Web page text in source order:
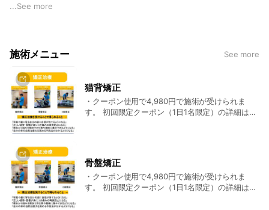
・交通事故後のむち打ち症状
───施術の特長───
1⃣ 特注ベッド＆特注イスで「骨格を整え」
2⃣ 筋膜リリースで「筋肉の緊張をゆるめ」
3⃣ 血液・リンパの流れを促進し「自然治癒力を高める」
───アフターケア───
施術後は「ご自宅でできるセルフケア」を個別指導。
通院ペースや期間も明確にプランをご提案し、根本改善をサポ
ートします。
...See more
施術メニュー See more
猫背矯正
・クーポン使用で4,980円で施術が受けられま
す。 初回限定クーポン（1日1名限定）の詳細は、
骨盤矯正
・クーポン使用で4,980円で施術が受けられま
す。 初回限定クーポン（1日1名限定）の詳細は、